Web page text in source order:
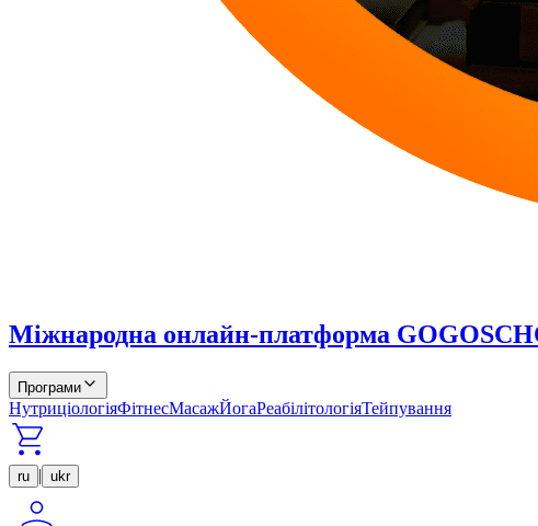
Міжнародна онлайн-платформа
Програми
НутриціологіяФітнесМасажЙогаРеабілітологіяТейпування
ru | ukr